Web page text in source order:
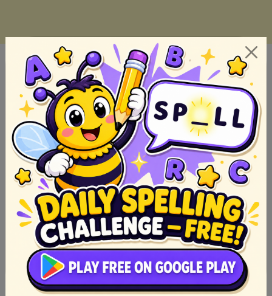
Ano ang Parabula: Kahulugan at Mga Halimbawa